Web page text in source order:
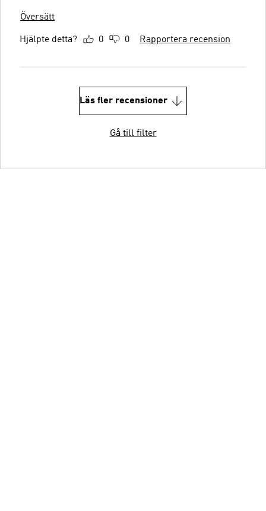
Översätt
Hjälpte detta? 0 0 Rapportera recension
Läs fler recensioner
Gå till filter